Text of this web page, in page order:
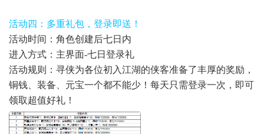
活动四：多重礼包，登录即送！
活动时间：角色创建后七日内
进入方式：主界面-七日登录礼
活动规则：寻侠为各位初入江湖的侠客准备了丰厚的奖励，
铜钱、装备、元宝一个都不能少！每天只需登录一次，即可
领取超值好礼！